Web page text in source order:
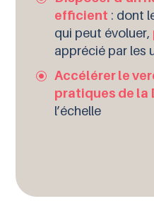
efficient : dont
qui peut évoluer,
apprécié par les
Accélérer le
pratiques de la
l’échelle